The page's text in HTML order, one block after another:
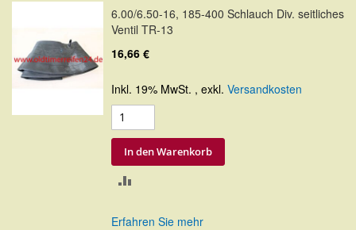
6.00/6.50-16, 185-400 Schlauch Div. seitliches
Ventil TR-13
16,66 €
Inkl. 19% MwSt. , exkl. Versandkosten
In den Warenkorb
Erfahren Sie mehr